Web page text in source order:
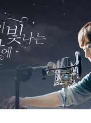
‘사
랑
을
싣
고’까
지,
년